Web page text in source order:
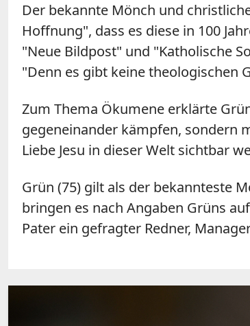
Der bekannte Mönch und
Hoffnung", dass es diese in 100
"Neue Bildpost" und "Katholische
"Denn es gibt keine theologischen
Zum Thema Ökumene erklärte
gegeneinander kämpfen, sondern
Liebe Jesu in dieser Welt sichtbar
Grün (75) gilt als der bekannteste
bringen es nach Angaben Grüns
Pater ein gefragter Redner,